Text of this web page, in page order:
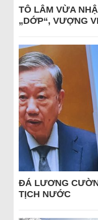
TÔ LÂM VỪA
„DỚP“, VƯỢNG
ĐÁ LƯƠNG
TỊCH NƯỚC